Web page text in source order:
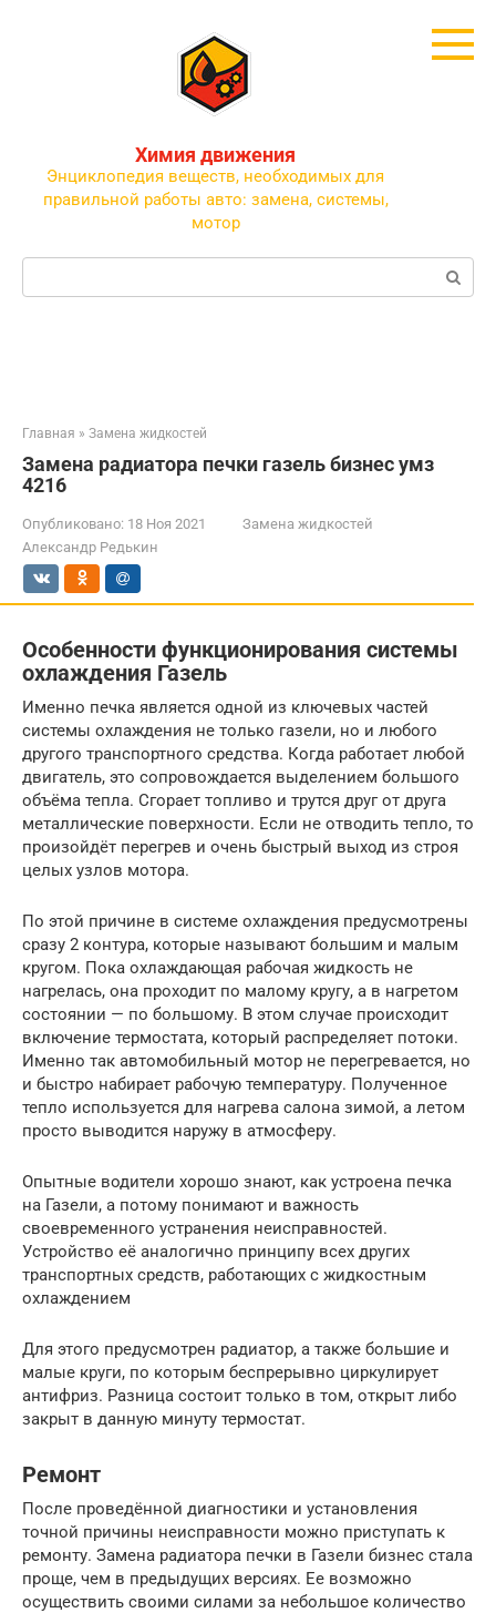
Химия движения
Энциклопедия веществ, необходимых для
правильной работы авто: замена, системы,
мотор
Поиск:
Главная » Замена жидкостей
Замена радиатора печки газель бизнес умз
4216
Опубликовано: 18 Ноя 2021
Замена жидкостей
Александр Редькин
Особенности функционирования системы
охлаждения Газель
Именно печка является одной из ключевых частей
системы охлаждения не только газели, но и любого
другого транспортного средства. Когда работает любой
двигатель, это сопровождается выделением большого
объёма тепла. Сгорает топливо и трутся друг от друга
металлические поверхности. Если не отводить тепло, то
произойдёт перегрев и очень быстрый выход из строя
целых узлов мотора.
По этой причине в системе охлаждения предусмотрены
сразу 2 контура, которые называют большим и малым
кругом. Пока охлаждающая рабочая жидкость не
нагрелась, она проходит по малому кругу, а в нагретом
состоянии — по большому. В этом случае происходит
включение термостата, который распределяет потоки.
Именно так автомобильный мотор не перегревается, но
и быстро набирает рабочую температуру. Полученное
тепло используется для нагрева салона зимой, а летом
просто выводится наружу в атмосферу.
Опытные водители хорошо знают, как устроена печка
на Газели, а потому понимают и важность
своевременного устранения неисправностей.
Устройство её аналогично принципу всех других
транспортных средств, работающих с жидкостным
охлаждением
Для этого предусмотрен радиатор, а также большие и
малые круги, по которым беспрерывно циркулирует
антифриз. Разница состоит только в том, открыт либо
закрыт в данную минуту термостат.
Ремонт
После проведённой диагностики и установления
точной причины неисправности можно приступать к
ремонту. Замена радиатора печки в Газели бизнес стала
проще, чем в предыдущих версиях. Ее возможно
осуществить своими силами за небольшое количество